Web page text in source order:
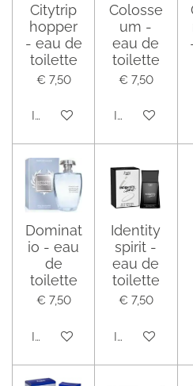
Citytrip
hopper
- eau de
toilette
€ 7,50
In winkelwagen
Colosse
um -
eau de
toilette
€ 7,50
In
Dominat
io - eau
de
toilette
€ 7,50
In winkelwagen
Identity
spirit -
eau de
toilette
€ 7,50
In